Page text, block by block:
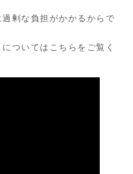
剰な負担がかかるからで
についてはこちらをご覧く